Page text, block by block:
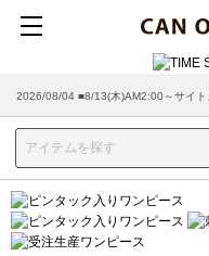
2026/08/04 ■8/13(木)AM2:00～サイト
2026/07/29 ■【お知らせ】ヤマト運輸